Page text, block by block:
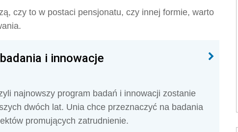
czy to w postaci pensjonatu, czy innej formie, warto
i innowacje
najnowszy program badań i innowacji zostanie
dwóch lat. Unia chce przeznaczyć na badania
promujących zatrudnienie.